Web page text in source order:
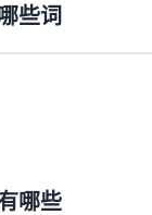
些词
哪些